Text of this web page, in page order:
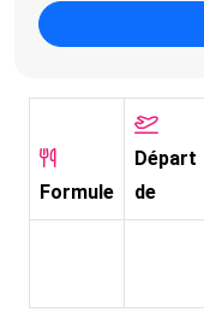
Formule
Départ
de